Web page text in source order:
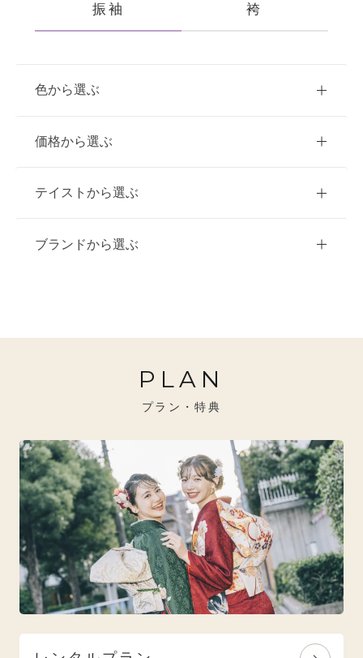
振袖 袴
色から選ぶ
赤
価格から選ぶ
ご購入
10万円台以下
20万円～26万円未満
26万円～31万円未満
テイストから選ぶ
クラシック
クール
ナチュラル
ブランドから選ぶ
イエベ秋におすすめ
ブルべ夏におすすめ
ブルべ冬におすすめ
特選技法
オリジナルブランド
人気モデルブランド
PLAN
プラン・特典